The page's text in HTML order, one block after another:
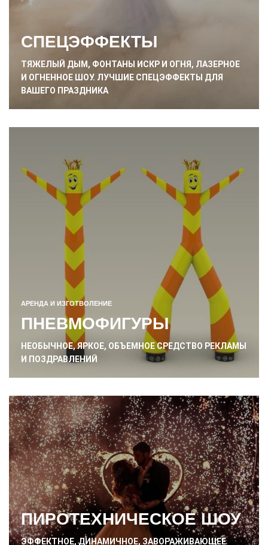
СПЕЦЭФФЕКТЫ
ТЯЖЕЛЫЙ ДЫМ, ФОНТАНЫ ИСКР И ОГНЯ, ЛАЗЕРНОЕ
И ОГНЕННОЕ ШОУ. ЛУЧШИЕ СПЕЦЭФФЕКТЫ ДЛЯ
ВАШЕГО ПРАЗДНИКА
АРЕНДА И ИЗГОТВОЛЕНИЕ
ПНЕВМОФИГУРЫ
НЕОБЫЧНОЕ, ЯРКОЕ, ОБЪЕМНОЕ СРЕДСТВО РЕКЛАМЫ
И ПОЗДРАВЛЕНИЙ
ПИРОТЕХНИЧЕСКОЕ ШОУ
ЭФФЕКТНОЕ, ДИНАМИЧНОЕ, ЗАВОРАЖИВАЮЩЕЕ